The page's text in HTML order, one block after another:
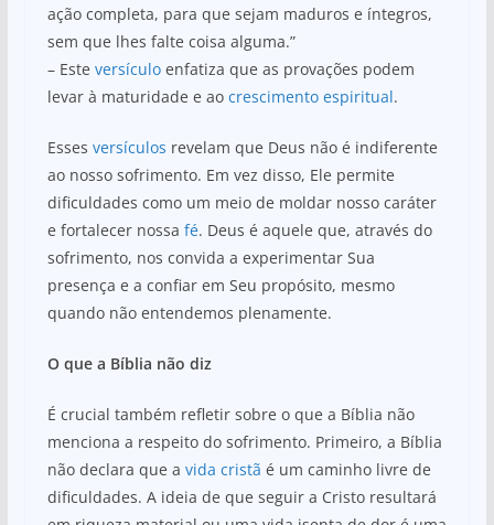
ação completa, para que sejam maduros e íntegros,
sem que lhes falte coisa alguma.”
– Este versículoenfatiza que as provações podem
levar à maturidade e ao crescimento espiritual.
Esses versículos revelam que Deus não é indiferente
ao nosso sofrimento. Em vez disso, Ele permite
dificuldades como um meio de moldar nosso caráter
e fortalecer nossa fé. Deus é aquele que, através do
sofrimento, nos convida a experimentar Sua
presença e a confiar em Seu propósito, mesmo
quando não entendemos plenamente.
O que a Bíblia não diz
É crucial também refletir sobre o que a Bíblia não
menciona a respeito do sofrimento. Primeiro, a Bíblia
não declara que a vida cristã é um caminho livre de
dificuldades. A ideia de que seguir a Cristo resultará